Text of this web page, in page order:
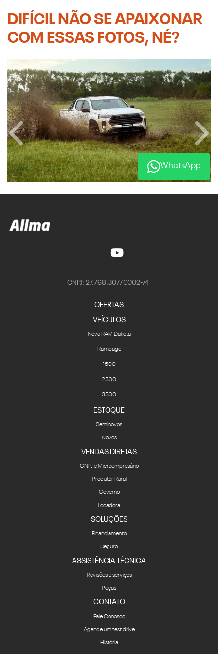
DIFÍCIL NÃO SE APAIXONAR
COM ESSAS FOTOS, NÉ?
Anterior
CNPJ: 27.768.307/0002-74
OFERTAS
VEÍCULOS
Nova RAM Dakota
Rampage
1500
2500
3500
ESTOQUE
Seminovos
Novos
VENDAS DIRETAS
CNPJ e Microempresário
Produtor Rural
Governo
Locadora
SOLUÇÕES
Financiamento
Seguro
ASSISTÊNCIA TÉCNICA
Revisões e serviços
Peças
CONTATO
Fale Conosco
Agende um test drive
História
WhatsApp